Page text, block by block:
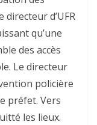
d’UFR
qu’une
des accès
Le directeur
policière
préfet. Vers
les lieux.